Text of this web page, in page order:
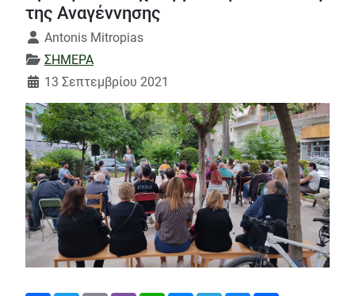
της Αναγέννησης
Λεπτομέρειες
Antonis Mitropias
ΣΗΜΕΡΑ
13 Σεπτεμβρίου 2021